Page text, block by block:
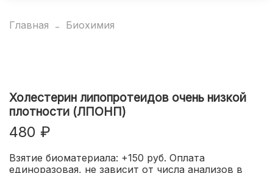
Главная Биохимия
Холестерин липопротеидов очень низкой
плотности (ЛПОНП)
480 ₽
Взятие биоматериала: +150 руб. Оплата
единоразовая, не зависит от числа анализов в